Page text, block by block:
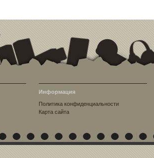
Информация
Политика конфиденциальности
Карта сайта